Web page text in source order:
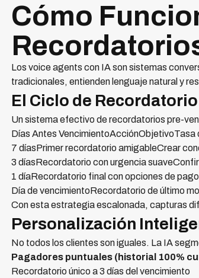
Cómo
Los voice agents con IA son sistemas
tradicionales, entienden lenguaje natural y
El Ciclo de
Un sistema efectivo de recordatorios pre-
Días Antes VencimientoAcciónObjetivoTasa
7 díasPrimer recordatorio amigableCrear
3 díasRecordatorio con urgencia
1 díaRecordatorio final con opciones de
Día de vencimientoRecordatorio de último
Con esta estrategia escalonada, capturas
Personalización
No todos los clientes son iguales. La IA
Pagadores puntuales (historial 100%
Recordatorio único a 3 días del vencimiento